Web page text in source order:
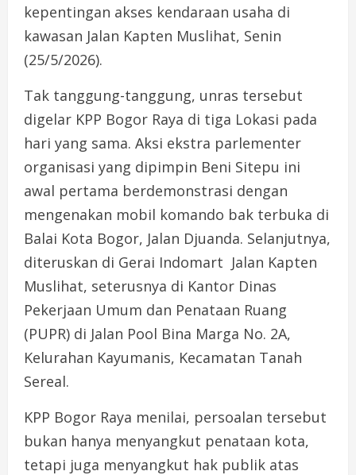
kepentingan akses kendaraan usaha di
kawasan Jalan Kapten Muslihat, Senin
(25/5/2026).
Tak tanggung-tanggung, unras tersebut
digelar KPP Bogor Raya di tiga Lokasi pada
hari yang sama. Aksi ekstra parlementer
organisasi yang dipimpin Beni Sitepu ini
awal pertama berdemonstrasi dengan
mengenakan mobil komando bak terbuka di
Balai Kota Bogor, Jalan Djuanda. Selanjutnya,
diteruskan di Gerai Indomart Jalan Kapten
Muslihat, seterusnya di Kantor Dinas
Pekerjaan Umum dan Penataan Ruang
(PUPR) di Jalan Pool Bina Marga No. 2A,
Kelurahan Kayumanis, Kecamatan Tanah
Sereal.
KPP Bogor Raya menilai, persoalan tersebut
bukan hanya menyangkut penataan kota,
tetapi juga menyangkut hak publik atas